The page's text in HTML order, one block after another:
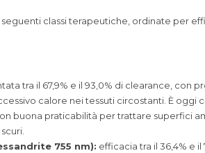
classi terapeutiche, ordinate per
tra il 67,9% e il 93,0% di clearance, con
calore nei tessuti circostanti. È oggi
buona praticabilità per trattare superfici
755 nm): efficacia tra il 36,4% e